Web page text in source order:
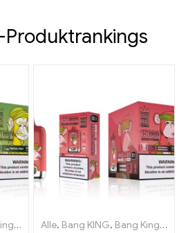
Produktrankings
Puff ,Einweg-E-
Alle, Bang KING, Bang King Smart Screen 15000 Puff